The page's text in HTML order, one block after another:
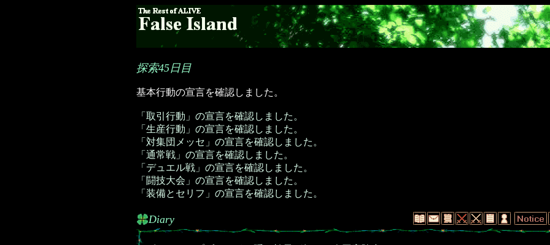
探索45日目
基本行動の宣言を確認しました。
「取引行動」の宣言を確認しました。
「生産行動」の宣言を確認しました。
「対集団メッセ」の宣言を確認しました。
「通常戦」の宣言を確認しました。
「デュエル戦」の宣言を確認しました。
「闘技大会」の宣言を確認しました。
「装備とセリフ」の宣言を確認しました。
Diary